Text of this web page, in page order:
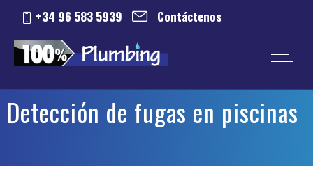
+34 96 583 5939 Contáctenos
Detección de fugas en piscinas